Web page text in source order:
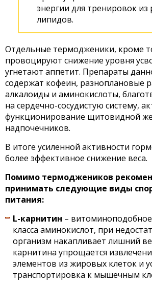
энергии для тренировок
липидов.
Отдельные термодженики, кроме
провоцируют снижение уровня
угнетают аппетит. Препараты
содержат кофеин, разноплановые
алкалоиды и аминокислоты,
на сердечно-сосудистую систему,
функционирование щитовидной
надпочечников.
В итоге усиленной активности
более эффективное снижение веса.
Помимо термоджеников
принимать следующие виды
питания:
L-карнитин –
класса аминокислот, при
организм накапливает лишний
карнитина упрощается
элементов из жировых клеток и
транспортировка к мышечным